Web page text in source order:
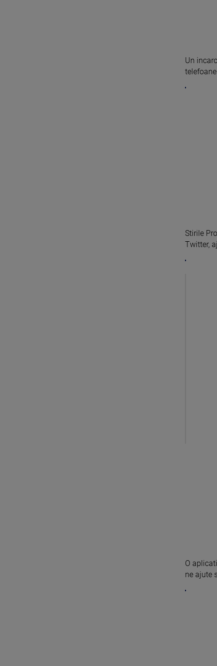
Un
Stirile
Twitter,
O
ne ajute